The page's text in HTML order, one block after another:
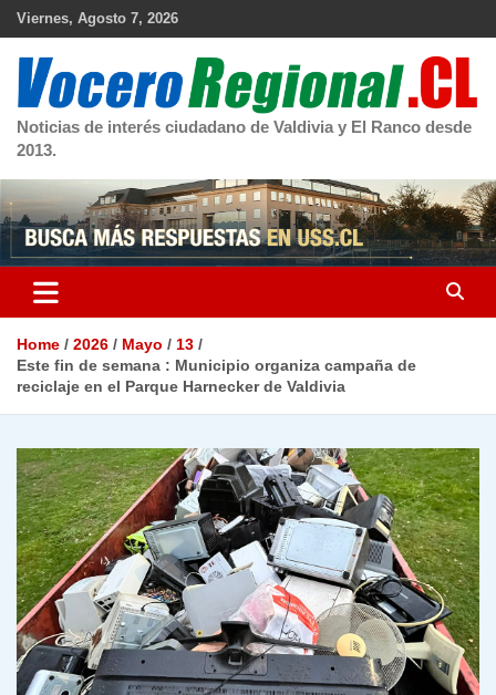
Skip
Viernes, Agosto 7, 2026
Noticias de interés ciudadano de Valdivia y El Ranco desde
2013.
Home 2026 Mayo
13
Este fin de semana : Municipio organiza campaña de
reciclaje en el Parque Harnecker de Valdivia